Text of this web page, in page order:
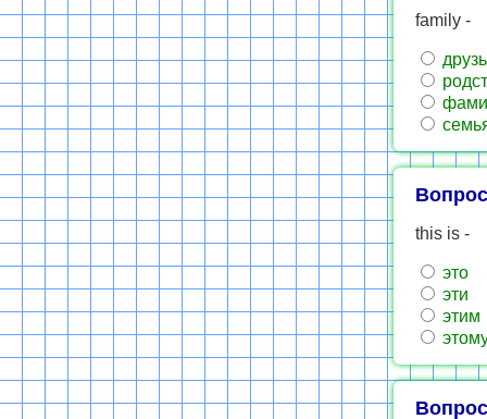
family -
this is -
это
эти
этим